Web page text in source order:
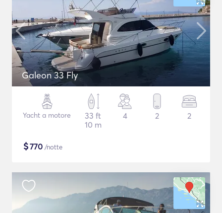
Galeon 33 Fly
Yacht a motore
33 ft
10 m
4 2 2
$770 /notte